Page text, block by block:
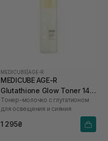
MEDICUBE AGE-R
MEDICUBE AGE-R
Glutathione Glow Toner 140
мл
Тонер-молочко с глутатионом
для освещения и сияния
1 295₴